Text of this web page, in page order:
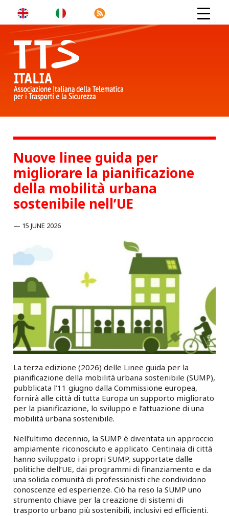
Nuove linee guida per
migliorare la pianificazione
della mobilità urbana
sostenibile nell’UE
15 JUNE 2026
La terza edizione (2026) delle Linee guida per la
pianificazione della mobilità urbana sostenibile (SUMP),
pubblicata l’11 giugno dalla Commissione europea,
fornirà alle città di tutta Europa un supporto migliorato
per la pianificazione, lo sviluppo e l’attuazione di una
mobilità urbana sostenibile.
Nell’ultimo decennio, la SUMP è diventata un approccio
ampiamente riconosciuto e applicato. Centinaia di città
hanno sviluppato i propri SUMP, supportate dalle
politiche dell’UE, dai programmi di finanziamento e da
una solida comunità di professionisti che condividono
conoscenze ed esperienze. Ciò ha reso la SUMP uno
strumento chiave per la creazione di sistemi di
trasporto urbano più sostenibili, inclusivi ed efficienti.